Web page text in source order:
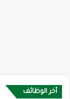
أخر الوظائف